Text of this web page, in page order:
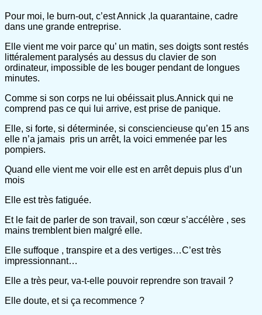
Pour moi, le burn-out, c’est Annick ,la quarantaine, cadre
dans une grande entreprise.
Elle vient me voir parce qu’ un matin, ses doigts sont restés
littéralement paralysés au dessus du clavier de son
ordinateur, impossible de les bouger pendant de longues
minutes.
Comme si son corps ne lui obéissait plus.Annick qui ne
comprend pas ce qui lui arrive, est prise de panique.
Elle, si forte, si déterminée, si consciencieuse qu’en 15 ans
elle n’a jamais pris un arrêt, la voici emmenée par les
pompiers.
Quand elle vient me voir elle est en arrêt depuis plus d’un
mois
Elle est très fatiguée.
Et le fait de parler de son travail, son cœur s’accélère , ses
mains tremblent bien malgré elle.
Elle suffoque , transpire et a des vertiges…C’est très
impressionnant…
Elle a très peur, va-t-elle pouvoir reprendre son travail ?
Elle doute, et si ça recommence ?